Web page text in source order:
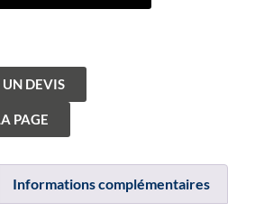
DEVIS
PAGE
Informations complémentaires